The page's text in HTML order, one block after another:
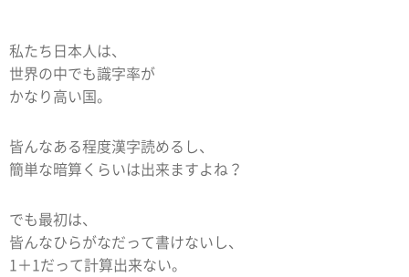
私たち日本人は、
世界の中でも識字率が
かなり高い国。
皆んなある程度漢字読めるし、
簡単な暗算くらいは出来ますよね？
でも最初は、
皆んなひらがなだって書けないし、
1＋1だって計算出来ない。